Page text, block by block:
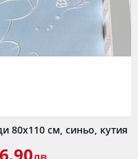
80х110 см, синьо, кутия